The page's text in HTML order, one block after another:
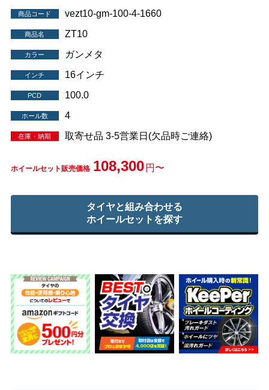
商品コード vezt10-gm-100-4-1660
商品名 ZT10
カラー ガンメタ
インチ 16インチ
PCD 100.0
ホール数 4
在庫・納期 取寄せ品 3-5営業日(欠品時ご連絡)
ホイールセット販売価格 108,300 円〜
タイヤと組み合わせる
ホイールセットを探す